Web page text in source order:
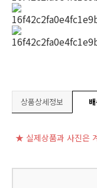
상품상세정보
★ 실제상품과 사진은